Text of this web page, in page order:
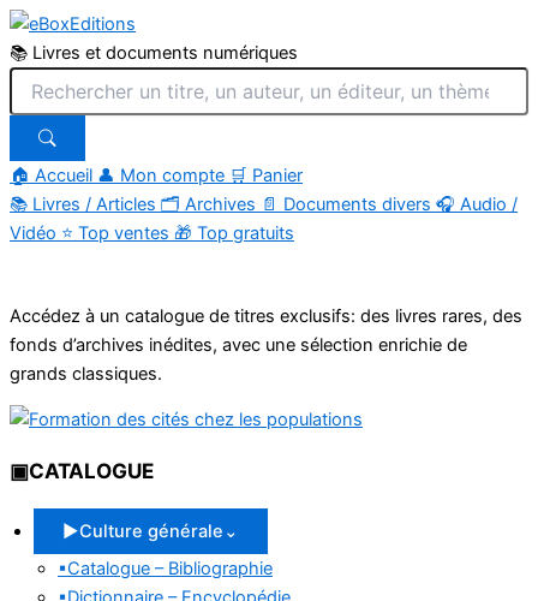
📚 Livres et documents numériques
🏠 Accueil 👤 Mon compte 🛒 Panier
📚 Livres / Articles 🗂 Archives 📄 Documents divers 🎧 Audio /
Vidéo ⭐ Top ventes 🎁 Top gratuits
contenu
Accédez à un catalogue de titres exclusifs: des livres rares, des
fonds d’archives inédites, avec une sélection enrichie de
grands classiques.
▣CATALOGUE
▶Culture générale ⌄
▪Catalogue – Bibliographie